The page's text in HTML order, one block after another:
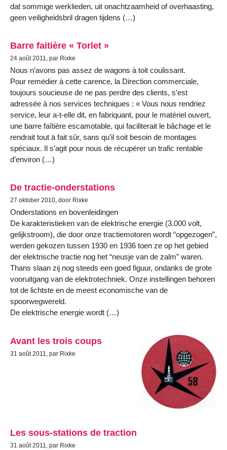
dat sommige werklieden, uit onachtzaamheid of overhaasting,
geen veiligheidsbril dragen tijdens (…)
Barre faitière « Torlet »
24 août 2011, par Rixke
Nous n’avons pas assez de wagons à toit coulissant.
Pour remédier à cette carence, la Direction commerciale,
toujours soucieuse de ne pas perdre des clients, s’est
adressée à nos services techniques : « Vous nous rendriez
service, leur a-t-elle dit, en fabriquant, pour le matériel ouvert,
une barre faîtière escamotable, qui faciliterait le bâchage et le
rendrait tout à fait sûr, sans qu’il soit besoin de montages
spéciaux. Il s’agit pour nous de récupérer un trafic rentable
d’environ (…)
De tractie-onderstations
27 oktober 2010, door Rixke
Onderstations en bovenleidingen
De karakteristieken van de elektrische energie (3.000 volt,
gelijkstroom), die door onze tractiemotoren wordt “opgezogen”,
werden gekozen tussen 1930 en 1936 toen ze op het gebied
der elektrische tractie nog het “neusje van de zalm” waren.
Thans slaan zij nog steeds een goed figuur, ondanks de grote
vooruitgang van de elektrotechniek. Onze instellingen behoren
tot de lichtste en de meest economische van de
spoorwegwereld.
De elektrische energie wordt (…)
Avant les trois coups
31 août 2011, par Rixke
Les sous-stations de traction
31 août 2011, par Rixke